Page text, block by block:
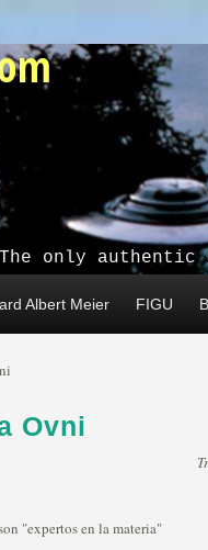
only
Albert Meier FIGU
Ovni
"expertos en la materia"